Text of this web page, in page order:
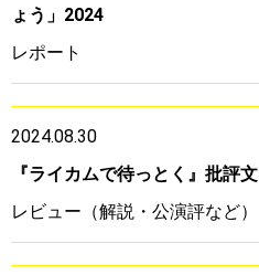
ょう」2024
レポート
2024.08.30
『ライカムで待っとく』批評文
レビュー（解説・公演評など）